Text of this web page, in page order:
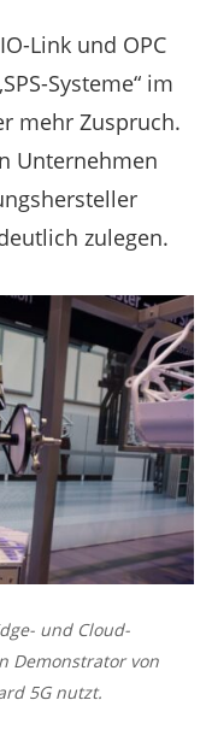
Link und OPC
Systeme“ im
mehr Zuspruch.
Unternehmen
zulegen.
und Cloud-
Demonstrator von
5G nutzt.